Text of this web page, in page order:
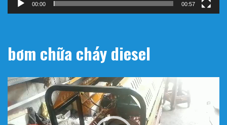
00:00 00:57
bơm chữa cháy diesel
Trình
chơi
Video